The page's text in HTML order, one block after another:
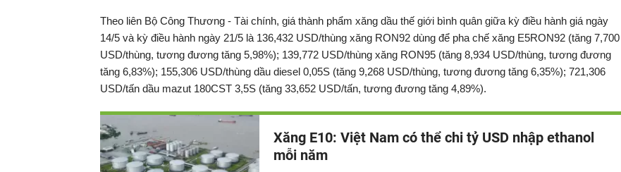
Theo liên Bộ Công Thương - Tài chính, giá thành phẩm xăng dầu thế giới bình quân giữa kỳ điều hành giá ngày
14/5 và kỳ điều hành ngày 21/5 là 136,432 USD/thùng xăng RON92 dùng để pha chế xăng E5RON92 (tăng 7,700
USD/thùng, tương đương tăng 5,98%); 139,772 USD/thùng xăng RON95 (tăng 8,934 USD/thùng, tương đương
tăng 6,83%); 155,306 USD/thùng dầu diesel 0,05S (tăng 9,268 USD/thùng, tương đương tăng 6,35%); 721,306
USD/tấn dầu mazut 180CST 3,5S (tăng 33,652 USD/tấn, tương đương tăng 4,89%).
Xăng E10: Việt Nam có thể chi tỷ USD nhập ethanol
mỗi năm